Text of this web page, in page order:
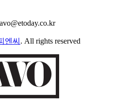
엔씨 . All rights reserved